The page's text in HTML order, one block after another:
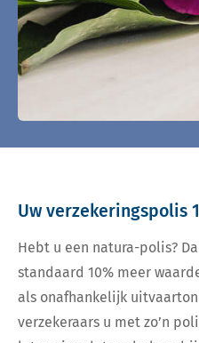
Uw verzekeringspolis
Hebt u een natura-polis?
standaard 10% meer
als onafhankelijk
verzekeraars u met zo’n